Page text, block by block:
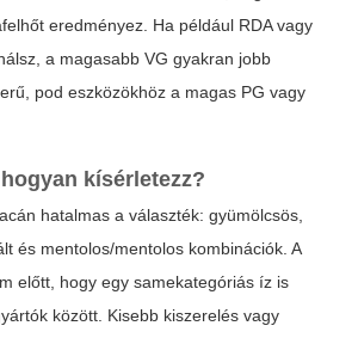
eredményez. Ha például RDA vagy
a magasabb VG gyakran jobb
pod eszközökhöz a magas PG vagy
kísérletezz?
hatalmas a választék: gyümölcsös,
és mentolos/mentolos kombinációk. A
előtt, hogy egy samekategóriás íz is
között. Kisebb kiszerelés vagy